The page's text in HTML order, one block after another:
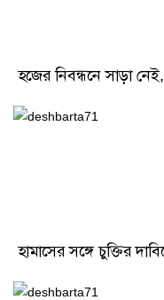
হজের নিবন্ধনে সাড়া
হামাসের সঙ্গে চুক্তির